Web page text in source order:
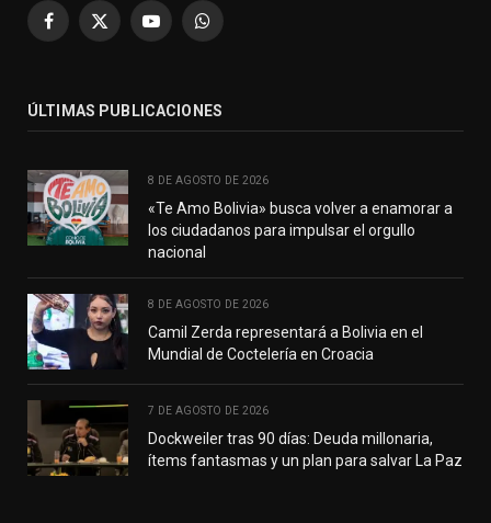
Facebook
X
YouTubeWhatsApp
ÚLTIMAS PUBLICACIONES
8 DE AGOSTO DE 2026
«Te Amo Bolivia» busca volver a enamorar a
los ciudadanos para impulsar el orgullo
nacional
8 DE AGOSTO DE 2026
Camil Zerda representará a Bolivia en el
Mundial de Coctelería en Croacia
7 DE AGOSTO DE 2026
Dockweiler tras 90 días: Deuda millonaria,
ítems fantasmas y un plan para salvar La Paz